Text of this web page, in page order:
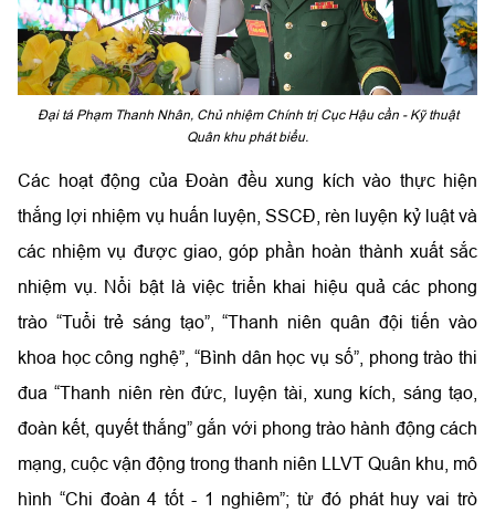
Đại tá Phạm Thanh Nhân, Chủ nhiệm Chính trị Cục Hậu cần - Kỹ thuật
Quân khu phát biểu.
Các hoạt động của Đoàn đều xung kích vào thực hiện
thắng lợi nhiệm vụ huấn luyện, SSCĐ, rèn luyện kỷ luật và
các nhiệm vụ được giao, góp phần hoàn thành xuất sắc
nhiệm vụ. Nổi bật là việc triển khai hiệu quả các phong
trào “Tuổi trẻ sáng tạo”, “Thanh niên quân đội tiến vào
khoa học công nghệ”, “Bình dân học vụ số”, phong trào thi
đua “Thanh niên rèn đức, luyện tài, xung kích, sáng tạo,
đoàn kết, quyết thắng” gắn với phong trào hành động cách
mạng, cuộc vận động trong thanh niên LLVT Quân khu, mô
hình “Chi đoàn 4 tốt - 1 nghiêm”; từ đó phát huy vai trò